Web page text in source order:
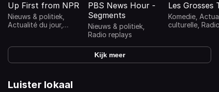
Up First from NPR
Nieuws & politiek,
Actualité du jour,
PBS News Hour -
Segments
Nieuws & politiek,
Radio replays
Les Grosses
Komedie,
culturelle,
Kijk meer
Luister lokaal